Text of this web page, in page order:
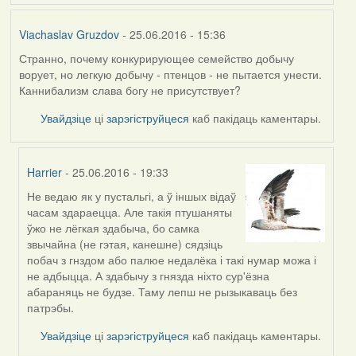
Viachaslav Gruzdov- 25.06.2016 - 15:36
Странно, почему конкурирующее семейство добычу
ворует, но легкую добычу - птенцов - не пытается унести.
Каннибализм слава богу не присутствует?
Увайдзіце цізарэгіструйцеся каб пакідаць каментары.
Harrier - 25.06.2016 - 19:33
In
reply
to
by
Viachaslav
Gruzdov
Не ведаю як у пустальгі, а ў іншых відаў
часам здараецца. Але такія птушаняты
ўжо не лёгкая здабыча, бо самка
звычайна (не гэтая, канешне) сядзіць
побач з гнздом або палюе недалёка і такі нумар можа і
не адбыцца. А здабычу з гнязда ніхто сур'ёзна
абараняць не будзе. Таму лепш не рызыкаваць без
патрэбы.
Увайдзіце цізарэгіструйцеся каб пакідаць каментары.